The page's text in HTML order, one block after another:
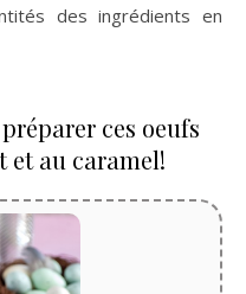
des ingrédients en
ces oeufs
et au caramel!